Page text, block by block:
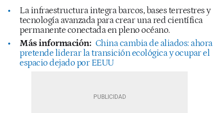
La infraestructura integra barcos, bases terrestres y
tecnología avanzada para crear una red científica
permanente conectada en pleno océano.
Más información: China cambia de aliados: ahora
pretende liderar la transición ecológica y ocupar el
espacio dejado por EEUU